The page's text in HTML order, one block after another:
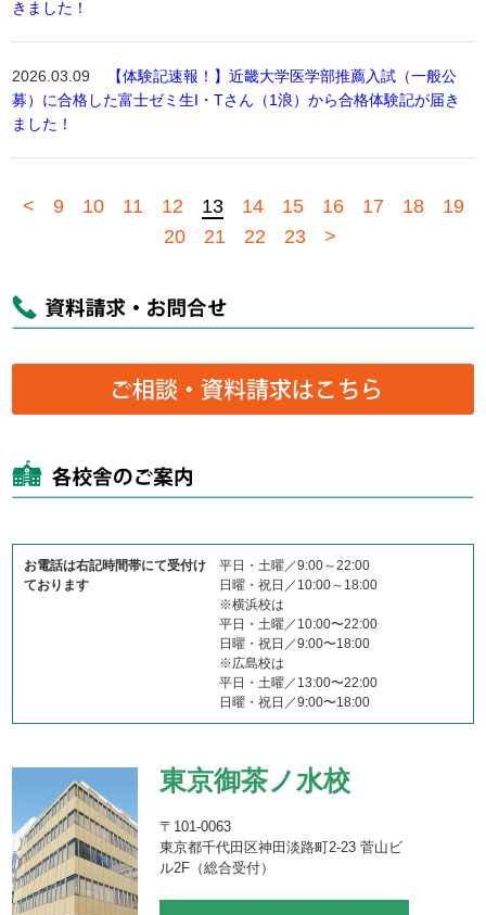
きました！
2026.03.09
【体験記速報！】近畿大学医学部推薦入試（一般公
募）に合格した富士ゼミ生I・Tさん（1浪）から合格体験記が届き
ました！
< 9 10 11 12 13 14 15 16 17 18
19
20
21 22 23 >
お電話は右記時間帯にて受付け
ております
平日・土曜／9:00～22:00
日曜・祝日／10:00～18:00
※横浜校は
平日・土曜／10:00〜22:00
日曜・祝日／9:00〜18:00
※広島校は
平日・土曜／13:00〜22:00
日曜・祝日／9:00〜18:00
東京御茶ノ水校
〒101-0063
東京都千代田区神田淡路町2-23 菅山ビ
ル2F（総合受付）